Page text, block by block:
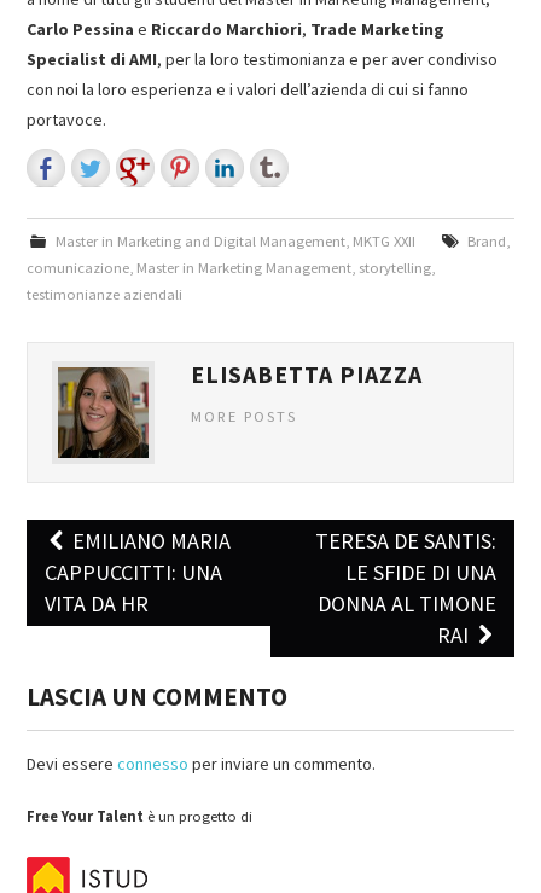
Carlo Pessina e Riccardo Marchiori, Trade Marketing
Specialist di AMI, per la loro testimonianza e per aver condiviso
con noi la loro esperienza e i valori dell’azienda di cui si fanno
portavoce.
Master in Marketing and Digital Management, MKTG XXII Brand
comunicazione Master in Marketing Management storytelling
testimonianze aziendali
ELISABETTA PIAZZA
MORE POSTS
Post navigation
EMILIANO MARIA
CAPPUCCITTI: UNA
VITA DA HR
TERESA DE SANTIS:
LE SFIDE DI UNA
DONNA AL TIMONE
RAI
LASCIA UN COMMENTO
Devi essereconnesso per inviare un commento.
Free Your Talent è un progetto di